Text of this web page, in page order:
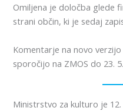
Omiljena je določba glede
strani občin, ki je sedaj
Komentarje na novo
sporočijo na ZMOS do 23.
Ministrstvo za kulturo je